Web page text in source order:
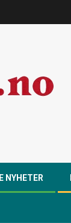
NYHETER